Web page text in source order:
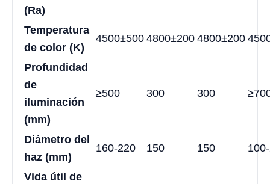
(Ra)
Temperatura
de color (K)
4500±500 4800±200 4800±200
Profundidad
de
iluminación
(mm)
≥500 300 300
Diámetro del
haz (mm)
160-220 150 150
Vida útil de